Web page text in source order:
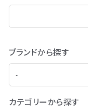
ブランドから探す
カテゴリーから探す